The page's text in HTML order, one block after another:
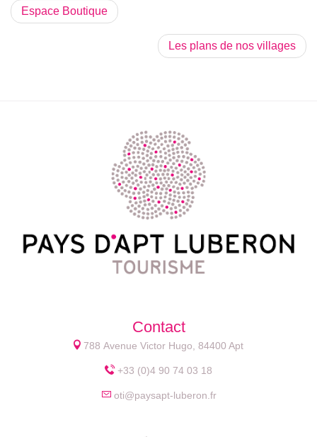
Espace Boutique
Les plans de nos villages
Contact
788 Avenue Victor Hugo, 84400 Apt
+33 (0)4 90 74 03 18
oti@paysapt-luberon.fr